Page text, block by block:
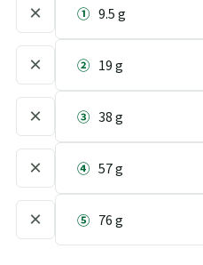
× ① 9.5 g
× ② 19 g
× ③ 38 g
× ④ 57 g
× ⑤ 76 g